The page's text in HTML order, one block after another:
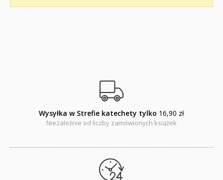
Wysyłka w Strefie katechety tylko 16,90 zł
Niezależnie od liczby zamówionych książek